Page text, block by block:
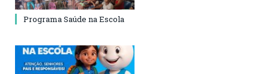
Programa Saúde na Escola